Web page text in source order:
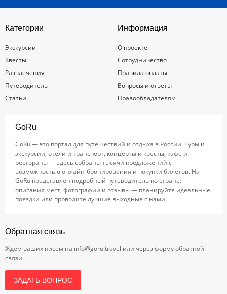
Категории
Экскурсии
Квесты
Развлечения
Путеводитель
Статьи
Информация
О проекте
Сотрудничество
Правила оплаты
Вопросы и ответы
Правообладателям
GoRu
GoRu — это портал для путешествий и отдыха в России. Туры и
экскурсии, отели и транспорт, концерты и квесты, кафе и
рестораны — здесь собраны тысячи предложений с
возможностью онлайн-бронирования и покупки билетов. На
GoRu представлен подробный путеводитель по стране:
описания мест, фотографии и отзывы — планируйте идеальные
поездки или проводите лучшие выходные с нами!
Обратная связь
Ждем ваших писем на info@goru.travel или через форму обратной
связи.
ЗАДАТЬ ВОПРОС